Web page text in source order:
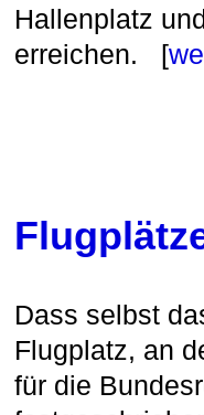
Hallenplatz
erreichen. [
Dass selbst
Flugplatz, an
für die